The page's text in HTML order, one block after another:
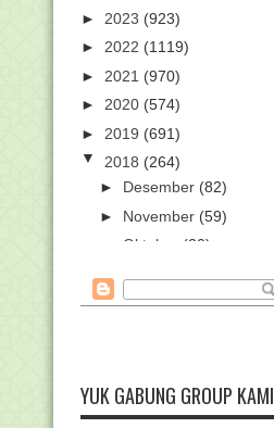
► 2023 (923)
► 2022 (1119)
► 2021 (970)
► 2020 (574)
► 2019 (691)
▼ 2018 (264)
► Desember (82)
► November (59)
Oktober
(20)
►Agustus(1)
►Maret(27)
▼Februari(23)
YUK GABUNG GROUP KAMI